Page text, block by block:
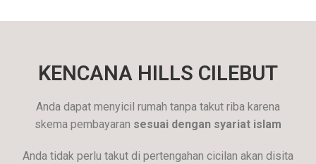
KENCANA HILLS CILEBUT
Anda dapat menyicil rumah tanpa takut riba karena
skema pembayaran sesuai dengan syariat islam
Anda tidak perlu takut di pertengahan cicilan akan disita